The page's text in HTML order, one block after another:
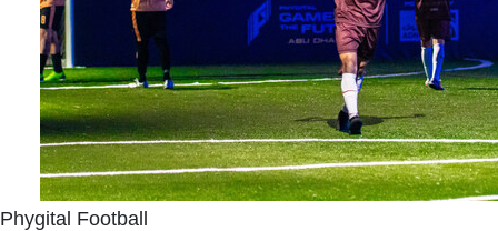
Phygital Football